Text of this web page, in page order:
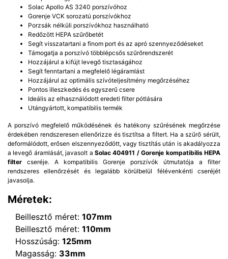
Solac Apollo AS 3240 porszívóhoz
Gorenje VCK sorozatú porszívókhoz
Porzsák nélküli porszívókhoz használható
Redőzött HEPA szűrőbetét
Segít visszatartani a finom port és az apró szennyeződéseket
Támogatja a porszívó többlépcsős szűrőrendszerét
Hozzájárul a kifújt levegő tisztaságához
Segít fenntartani a megfelelő légáramlást
Hozzájárul az optimális szívóteljesítmény megőrzéséhez
Pontos illeszkedés és egyszerű csere
Ideális az elhasználódott eredeti filter pótlására
Utángyártott, kompatibilis termék
A porszívó megfelelő működésének és hatékony szűrésének megőrzése
érdekében rendszeresen ellenőrizze és tisztítsa a filtert. Ha a szűrő sérült,
deformálódott, erősen elszennyeződött, vagy tisztítás után is akadályozza
a levegő áramlását, javasolt a Solac 404911 / Gorenje kompatibilis HEPA
filter cseréje. A kompatibilis Gorenje porszívók útmutatója a filter
rendszeres ellenőrzését és legalább körülbelül félévenkénti cseréjét
javasolja.
Méretek:
Beillesztő méret: 107mm
Beillesztő méret: 110mm
Hosszúság: 125mm
Magasság: 33mm